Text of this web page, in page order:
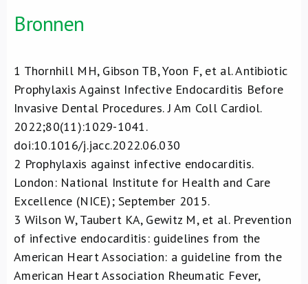
Bronnen
1 Thornhill MH, Gibson TB, Yoon F, et al. Antibiotic
Prophylaxis Against Infective Endocarditis Before
Invasive Dental Procedures. J Am Coll Cardiol.
2022;80(11):1029-1041.
doi:10.1016/j.jacc.2022.06.030
2 Prophylaxis against infective endocarditis.
London: National Institute for Health and Care
Excellence (NICE); September 2015.
3 Wilson W, Taubert KA, Gewitz M, et al. Prevention
of infective endocarditis: guidelines from the
American Heart Association: a guideline from the
American Heart Association Rheumatic Fever,